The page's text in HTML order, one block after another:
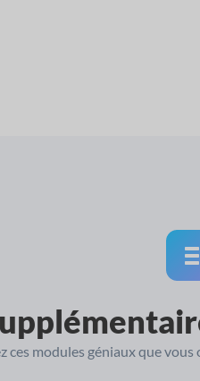
ces modules géniaux que